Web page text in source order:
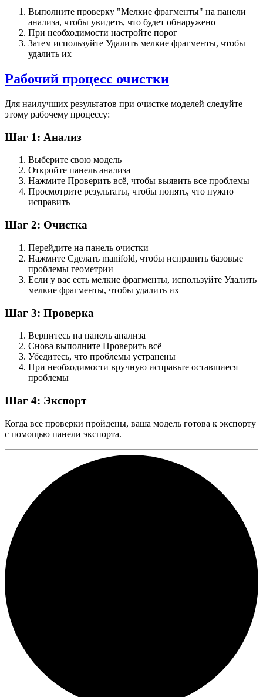
Выполните проверку "Мелкие фрагменты" на панели
анализа, чтобы увидеть, что будет обнаружено
При необходимости настройте порог
Затем используйте Удалить мелкие фрагменты, чтобы
удалить их
Рабочий процесс очистки
Для наилучших результатов при очистке моделей следуйте
этому рабочему процессу:
Шаг 1: Анализ
Выберите свою модель
Откройте панель анализа
Нажмите Проверить всё, чтобы выявить все проблемы
Просмотрите результаты, чтобы понять, что нужно
исправить
Шаг 2: Очистка
Перейдите на панель очистки
Нажмите Сделать manifold, чтобы исправить базовые
проблемы геометрии
Если у вас есть мелкие фрагменты, используйте Удалить
мелкие фрагменты, чтобы удалить их
Шаг 3: Проверка
Вернитесь на панель анализа
Снова выполните Проверить всё
Убедитесь, что проблемы устранены
При необходимости вручную исправьте оставшиеся
проблемы
Шаг 4: Экспорт
Когда все проверки пройдены, ваша модель готова к экспорту
с помощью панели экспорта.